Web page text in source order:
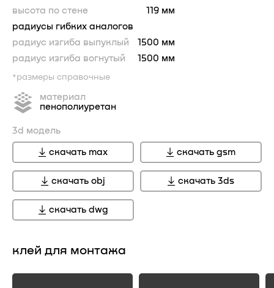
высота по стене
119 мм
радиусы гибких аналогов
радиус изгиба выпуклый
1500 мм
радиус изгиба вогнутый
1500 мм
*размеры справочные
материал
пенополиуретан
3d модель
скачать max скачать gsm
скачать obj скачать 3ds
скачать dwg
клей для монтажа